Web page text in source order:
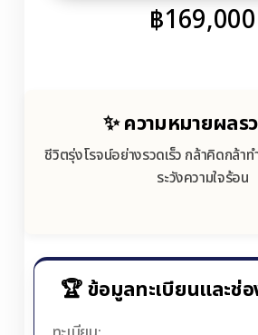
฿169,000
✨ ความหมายผลร
ชีวิตรุ่งโรจน์อย่างรวดเร็ว กล้าคิดกล้า
ระวังความใจร้อน
🏆 ข้อมูลทะเบียนและช่